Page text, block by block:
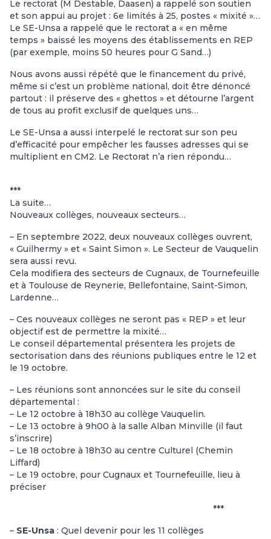
Le rectorat (M Destable, Daasen) a rappelé son soutien
et son appui au projet : 6e limités à 25, postes « mixité »…
Le SE-Unsa a rappelé que le rectorat a « en même
temps » baissé les moyens des établissements en REP
(par exemple, moins 50 heures pour G Sand…)
Nous avons aussi répété que le financement du privé,
même si c’est un problème national, doit être dénoncé
partout : il préserve des « ghettos » et détourne l’argent
de tous au profit exclusif de quelques uns…
Le SE-Unsa a aussi interpelé le rectorat sur son peu
d’efficacité pour empêcher les fausses adresses qui se
multiplient en CM2. Le Rectorat n’a rien répondu…
***
La suite…
Nouveaux collèges, nouveaux secteurs…
– En septembre 2022, deux nouveaux collèges ouvrent,
« Guilhermy » et « Saint Simon ». Le Secteur de Vauquelin
sera aussi revu.
Cela modifiera des secteurs de Cugnaux, de Tournefeuille
et à Toulouse de Reynerie, Bellefontaine, Saint-Simon,
Lardenne…
– Ces nouveaux collèges ne seront pas « REP » et leur
objectif est de permettre la mixité…
Le conseil départemental présentera les projets de
sectorisation dans des réunions publiques entre le 12 et
le 19 octobre.
– Les réunions sont annoncées sur le site du conseil
départemental :
– Le 12 octobre à 18h30 au collège Vauquelin.
– Le 13 octobre à 9h00 à la salle Alban Minville (il faut
s’inscrire)
– Le 18 octobre à 18h30 au centre Culturel (Chemin
Liffard)
– Le 19 octobre, pour Cugnaux et Tournefeuille, lieu à
préciser
***
– SE-Unsa : Quel devenir pour les 11 collèges